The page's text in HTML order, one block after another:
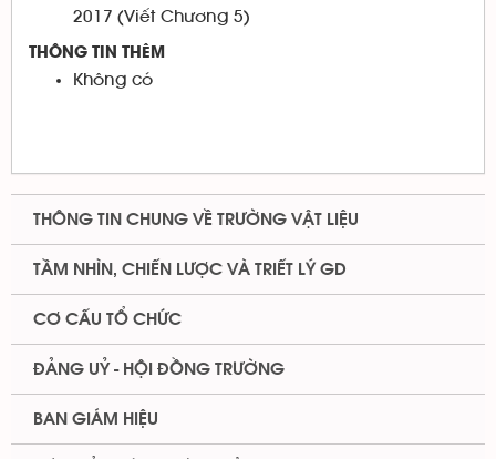
2017 (Viết Chương 5)
THÔNG TIN THÊM
Không có
THÔNG TIN CHUNG VỀ TRƯỜNG VẬT LIỆU
TẦM NHÌN, CHIẾN LƯỢC VÀ TRIẾT LÝ GD
CƠ CẤU TỔ CHỨC
ĐẢNG UỶ - HỘI ĐỒNG TRƯỜNG
BAN GIÁM HIỆU